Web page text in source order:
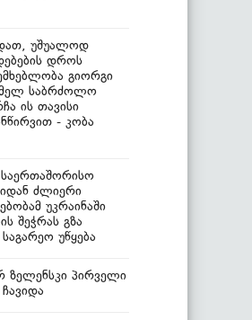
უშუალოდ
დროს
გიორგი
საბრძოლო
ის თავისი
- კობა
ძლიერი
უკრაინაში
შეჭრას გზა
უწყება
პირველი